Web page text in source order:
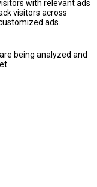
with relevant ads
visitors across
ads.
being analyzed and